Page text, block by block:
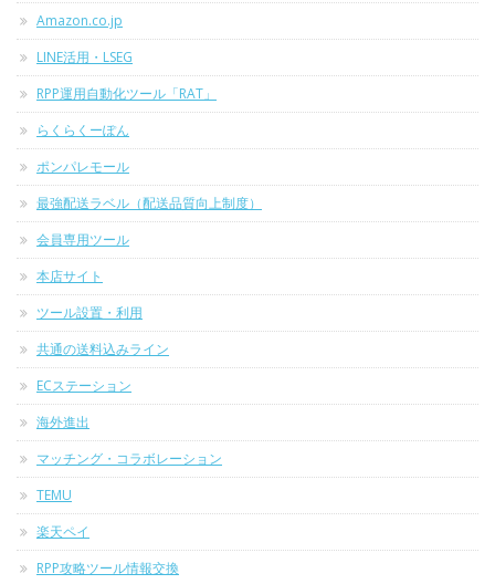
Amazon.co.jp
LINE活用・LSEG
RPP運用自動化ツール「RAT」
らくらくーぽん
ポンパレモール
最強配送ラベル（配送品質向上制度）
会員専用ツール
本店サイト
ツール設置・利用
共通の送料込みライン
ECステーション
海外進出
マッチング・コラボレーション
TEMU
楽天ペイ
RPP攻略ツール情報交換